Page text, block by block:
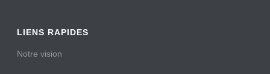
LIENS RAPIDES
Notre vision